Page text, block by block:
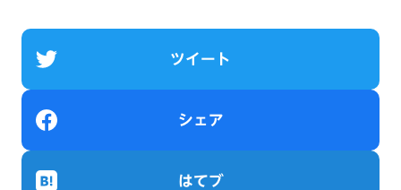
ツイート
シェア
はてブ